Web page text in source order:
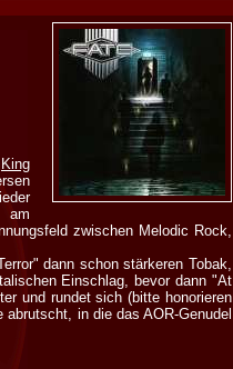
King
am
zwischen Melodic Rock,
dann schon stärkeren Tobak,
Einschlag, bevor dann "At
und rundet sich (bitte honorieren
in die das AOR-Genudel